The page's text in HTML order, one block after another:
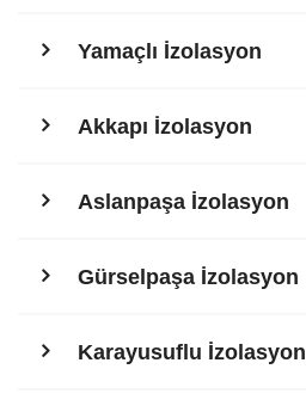
Yamaçlı İzolasyon
Akkapı İzolasyon
Aslanpaşa İzolasyon
Gürselpaşa İzolasyon
Karayusuflu İzolasyon